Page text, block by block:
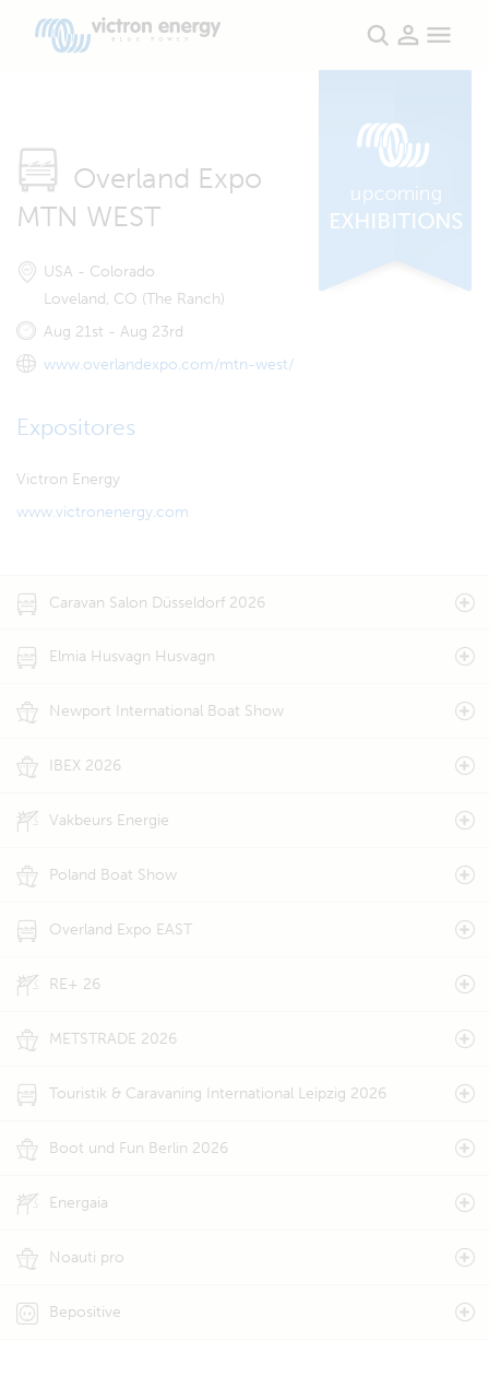
Overland Expo
MTN WEST
USA - Colorado
Loveland, CO (The Ranch)
Aug 21st - Aug 23rd
www.overlandexpo.com/mtn-west/
Expositores
Victron Energy
www.victronenergy.com
Caravan Salon Düsseldorf 2026
Elmia Husvagn Husvagn
Newport International Boat Show
IBEX 2026
Vakbeurs Energie
Poland Boat Show
Overland Expo EAST
RE+ 26
METSTRADE 2026
Touristik & Caravaning International Leipzig 2026
Boot und Fun Berlin 2026
Energaia
Noauti pro
Bepositive